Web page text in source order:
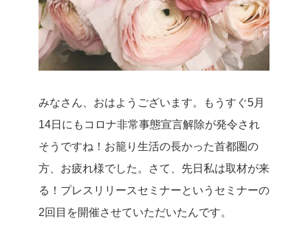
みなさん、おはようございます。
もうすぐ5月
14日にもコロナ非常事態宣言解除が発令され
そうですね！ お籠り生活の長かった首都圏の
方、お疲れ様でした。
さて、先日私は取材が来
る！プレスリリースセミナーというセミナーの
2回目を開催させていただいたんです。